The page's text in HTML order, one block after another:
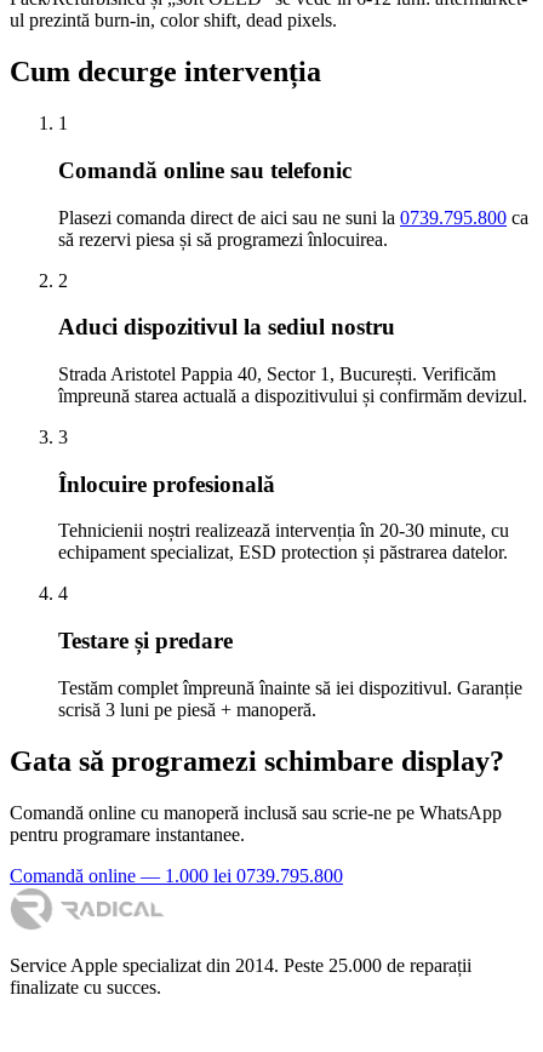
ul prezintă burn-in, color shift, dead pixels.
Cum decurge intervenția
1
Comandă online sau telefonic
Plasezi comanda direct de aici sau ne suni la 0739.795.800 ca
să rezervi piesa și să programezi înlocuirea.
2
Aduci dispozitivul la sediul nostru
Strada Aristotel Pappia 40, Sector 1, București. Verificăm
împreună starea actuală a dispozitivului și confirmăm devizul.
3
Înlocuire profesională
Tehnicienii noștri realizează intervenția în 20-30 minute, cu
echipament specializat, ESD protection și păstrarea datelor.
4
Testare și predare
Testăm complet împreună înainte să iei dispozitivul. Garanție
scrisă 3 luni pe piesă + manoperă.
Gata să programezi schimbare display?
Comandă online cu manoperă inclusă sau scrie-ne pe WhatsApp
pentru programare instantanee.
Comandă online — 1.000 lei 0739.795.800
Service Apple specializat din 2014. Peste 25.000 de reparații
finalizate cu succes.